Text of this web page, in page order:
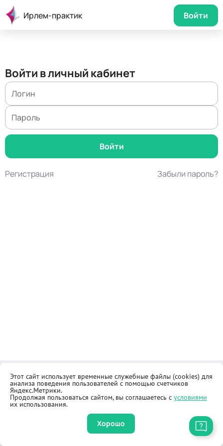
Ирлем-практик Войти
Войти в личный кабинет
Регистрация Забыли пароль?
Контакты
Как купить
Общественная приёмная
Реквизиты
Оферта
Правила продажи товаров
Этот сайт использует временные служебные файлы (cookies) для
анализа поведения пользователей с помощью счетчиков
Яндекс.Метрики.
Продолжая пользоваться сайтом, вы соглашаетесь с условиями
их использования.
Хорошо